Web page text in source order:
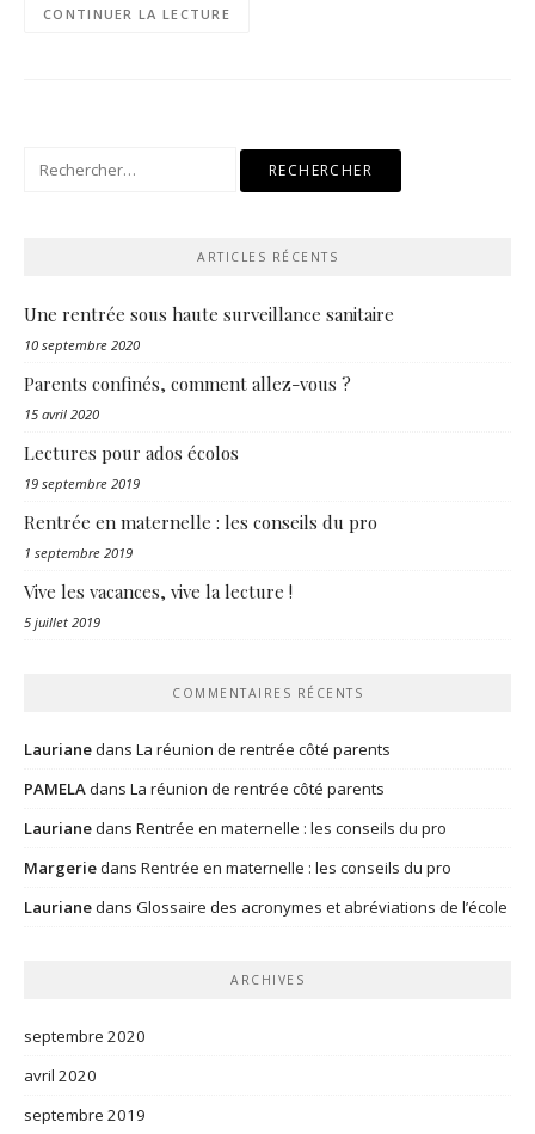
CONTINUER LA LECTURE
Rechercher :
ARTICLES RÉCENTS
Une rentrée sous haute surveillance sanitaire
10 septembre 2020
Parents confinés, comment allez-vous ?
15 avril 2020
Lectures pour ados écolos
19 septembre 2019
Rentrée en maternelle : les conseils du pro
1 septembre 2019
Vive les vacances, vive la lecture !
5 juillet 2019
COMMENTAIRES RÉCENTS
Laurianedans La réunion de rentrée côté parents
PAMELAdans La réunion de rentrée côté parents
Laurianedans Rentrée en maternelle : les conseils du pro
Margeriedans Rentrée en maternelle : les conseils du pro
Laurianedans Glossaire des acronymes et abréviations de l’école
ARCHIVES
septembre 2020
avril 2020
septembre 2019